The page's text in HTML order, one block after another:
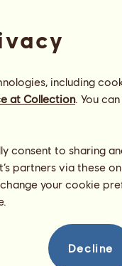
including
at Collection. You
consent to sharing
partners via these
your cookie
Decline